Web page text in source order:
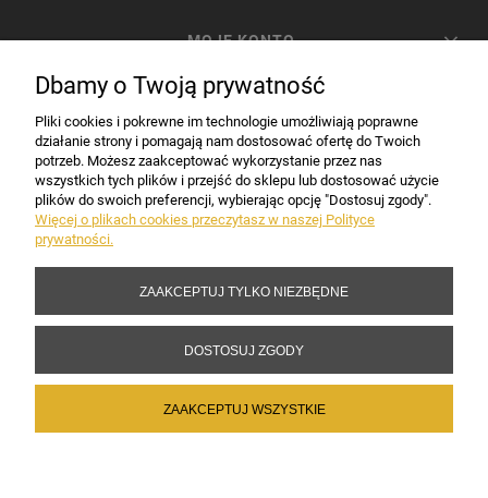
MOJE KONTO
INFORMACJE
Copyright 2017-2026 Sakramento.pl
Dbamy o Twoją prywatność
Pliki cookies i pokrewne im technologie umożliwiają poprawne
działanie strony i pomagają nam dostosować ofertę do Twoich
potrzeb. Możesz zaakceptować wykorzystanie przez nas
wszystkich tych plików i przejść do sklepu lub dostosować użycie
plików do swoich preferencji, wybierając opcję "Dostosuj zgody".
Więcej o plikach cookies przeczytasz w naszej Polityce
prywatności.
ZAAKCEPTUJ TYLKO NIEZBĘDNE
DOSTOSUJ ZGODY
ZAAKCEPTUJ WSZYSTKIE